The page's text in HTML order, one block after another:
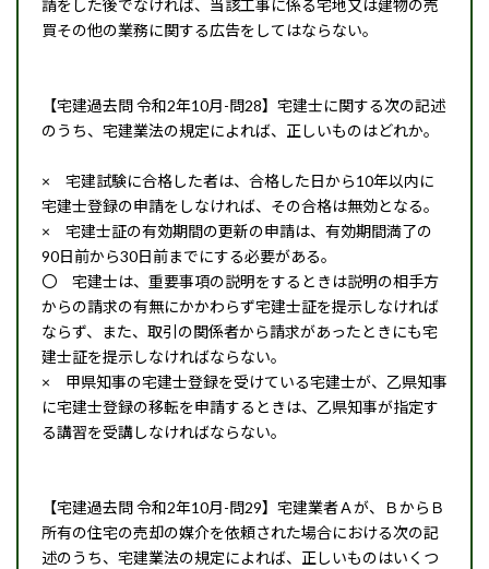
請をした後でなければ、当該工事に係る宅地又は建物の売
買その他の業務に関する広告をしてはならない。
【宅建過去問 令和2年10月-問28】宅建士に関する次の記述
のうち、宅建業法の規定によれば、正しいものはどれか。
× 宅建試験に合格した者は、合格した日から10年以内に
宅建士登録の申請をしなければ、その合格は無効となる。
× 宅建士証の有効期間の更新の申請は、有効期間満了の
90日前から30日前までにする必要がある。
〇 宅建士は、重要事項の説明をするときは説明の相手方
からの請求の有無にかかわらず宅建士証を提示しなければ
ならず、また、取引の関係者から請求があったときにも宅
建士証を提示しなければならない。
× 甲県知事の宅建士登録を受けている宅建士が、乙県知事
に宅建士登録の移転を申請するときは、乙県知事が指定す
る講習を受講しなければならない。
【宅建過去問 令和2年10月-問29】宅建業者Ａが、ＢからＢ
所有の住宅の売却の媒介を依頼された場合における次の記
述のうち、宅建業法の規定によれば、正しいものはいくつ